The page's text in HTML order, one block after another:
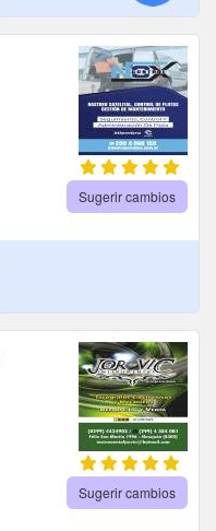
Sugerir cambios
Sugerir cambios